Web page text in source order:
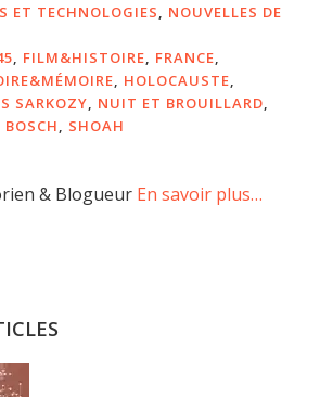
ET TECHNOLOGIES
NOUVELLES DE
FILM&HISTOIRE FRANCE
HOLOCAUSTE
SARKOZY NUIT ET BROUILLARD
BOSCH SHOAH
& Blogueur En savoir plus…